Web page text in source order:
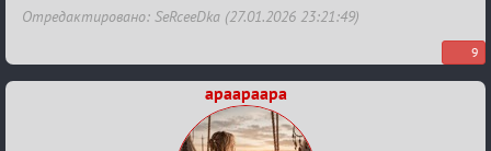
Отредактировано: SeRceeDka (27.01.2026 23:21:49)
9
apaapaapa